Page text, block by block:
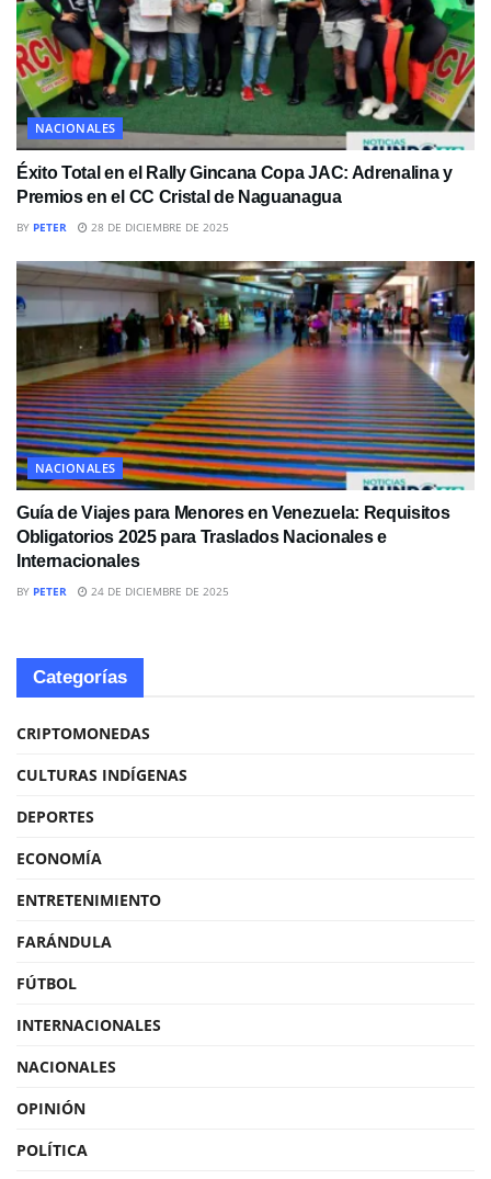
NACIONALES
Éxito Total en el Rally Gincana Copa JAC: Adrenalina y
Premios en el CC Cristal de Naguanagua
BY PETER 28 DE DICIEMBRE DE 2025
NACIONALES
Guía de Viajes para Menores en Venezuela: Requisitos
Obligatorios 2025 para Traslados Nacionales e
Internacionales
BY PETER 24 DE DICIEMBRE DE 2025
Categorías
CRIPTOMONEDAS
CULTURAS INDÍGENAS
DEPORTES
ECONOMÍA
ENTRETENIMIENTO
FARÁNDULA
FÚTBOL
INTERNACIONALES
NACIONALES
OPINIÓN
POLÍTICA